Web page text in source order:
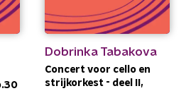
Dobrinka Tabakova
Concert voor cello en
strijkorkest - deel II,